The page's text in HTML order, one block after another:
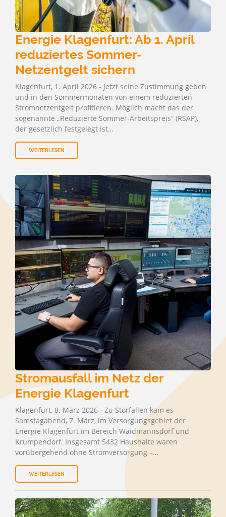
Energie Klagenfurt: Ab 1. April
reduziertes Sommer-
Netzentgelt sichern
Klagenfurt, 1. April 2026 - Jetzt seine Zustimmung geben
und in den Sommermonaten von einem reduzierten
Stromnetzentgelt profitieren. Möglich macht das der
sogenannte „Reduzierte Sommer-Arbeitspreis“ (RSAP),
der gesetzlich festgelegt ist…
WEITERLESEN
Stromausfall im Netz der
Energie Klagenfurt
Klagenfurt, 8. März 2026 - Zu Störfallen kam es
Samstagabend, 7. März, im Versorgungsgebiet der
Energie Klagenfurt im Bereich Waidmannsdorf und
Krumpendorf. Insgesamt 5432 Haushalte waren
vorübergehend ohne Stromversorgung –…
WEITERLESEN